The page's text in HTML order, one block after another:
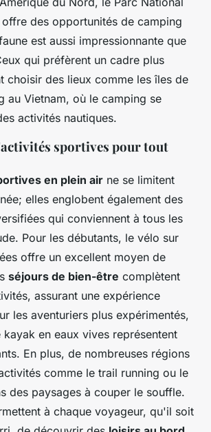
des opportunités de camping
est aussi impressionnante que
qui préfèrent un cadre plus
choisir des lieux comme les îles de
au Vietnam, où le camping se
activités nautiques.
sportives pour tout
en plein air ne se limitent
elles englobent également des
qui conviennent à tous les
Pour les débutants, le vélo sur
offre un excellent moyen de
séjours de bien-être complètent
assurant une expérience
les aventuriers plus expérimentés,
en eaux vives représentent
En plus, de nombreuses régions
comme le trail running ou le
des paysages à couper le souffle.
à chaque voyageur, qu'il soit